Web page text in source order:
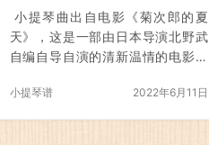
刻写下“这世界那么多人，多幸运，
我有个我们”这句温暖又深情的歌
词。歌词触动人心，歌曲曲调悠
的独特气质，更需要一位细腻且极
小提琴曲出自电影《菊次郎的夏
天》，这是一部由日本导演北野武
自编自导自演的清新温情的电影。
曲，是久石让的经典钢琴曲，难度
小提琴谱 2022年6月11日